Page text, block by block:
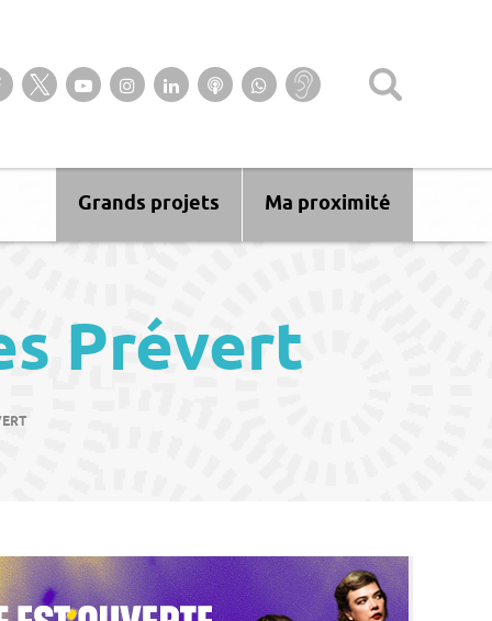
Suivez-nous sur notre page Facebook
Suivez-nous sur Twitter
Suivez-nous sur YouTube
Suivez-nous sur Instagram
Retrouvez-nous sur Linkedin
Ecoutez nos Podcasts
Suivez-nous sur
WhatsApp
Baisse
d’audition ?
Ma proximité
Grands projets
Prévert